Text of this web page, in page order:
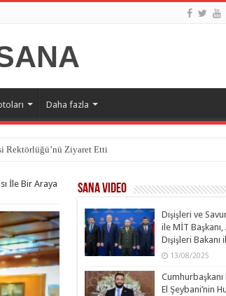
Daha fazla
Rektörlüğü’nü Ziyaret Etti
İle Bir Araya
SANA Video
Dışişleri ve
ile MİT
Dışişleri Bakanı
13/08/2025
Cumhurbaşkanı
El Şeybani’nin